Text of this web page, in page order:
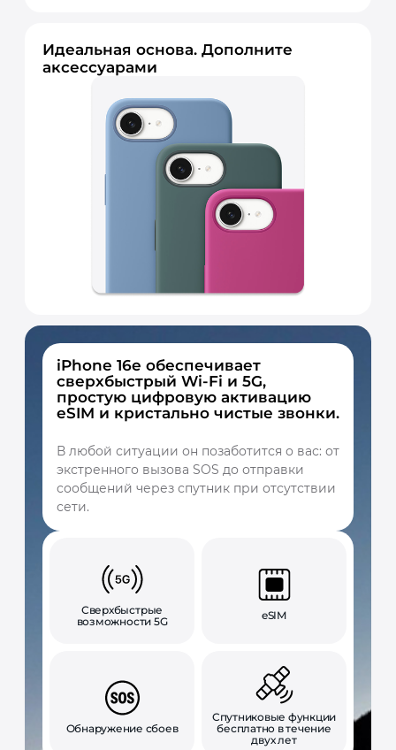
Идеальная основа. Дополните
аксессуарами
iPhone 16e обеспечивает
сверхбыстрый Wi-Fi и 5G,
простую цифровую активацию
eSIM и кристально чистые звонки.
В любой ситуации он позаботится о вас: от
экстренного вызова SOS до отправки
сообщений через спутник при отсутствии
сети.
Сверхбыстрые
возможности 5G
eSIM
Обнаружение сбоев
Спутниковые функции
бесплатно в течение
двух лет